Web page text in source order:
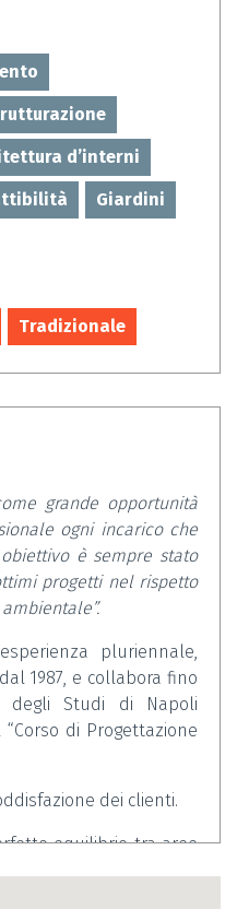
d’interni
Giardini
Tradizionale
grande opportunità
ogni incarico che
è sempre stato
progetti nel rispetto
pluriennale,
1987, e collabora fino
degli Studi di Napoli
“Corso di Progettazione
dei clienti.
equilibrio tra aree